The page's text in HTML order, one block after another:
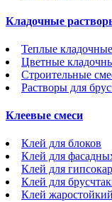
Кладочные
Теплые
Цветные
Строительные
Растворы для
Клеевые смеси
Клей для блоков
Клей для
Клей для
Клей для
Клей жаростойкий